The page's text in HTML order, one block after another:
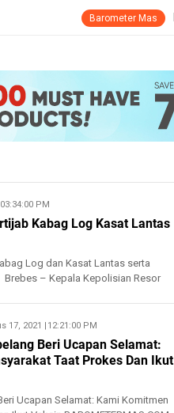
Barometer Mas
PM
Kabag Log Kasat Lantas
Log dan Kasat Lantas serta
Brebes – Kepala Kepolisian Resor
17, 2021
8/17/2021 12:21:00 PM
Beri Ucapan Selamat:
Taat Prokes Dan Ikut
Ucapan Selamat: Kami Komitmen